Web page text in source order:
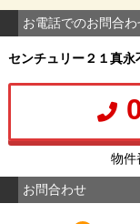
お電話でのお問合わ
センチュリー２１真永
物
お問合わせ